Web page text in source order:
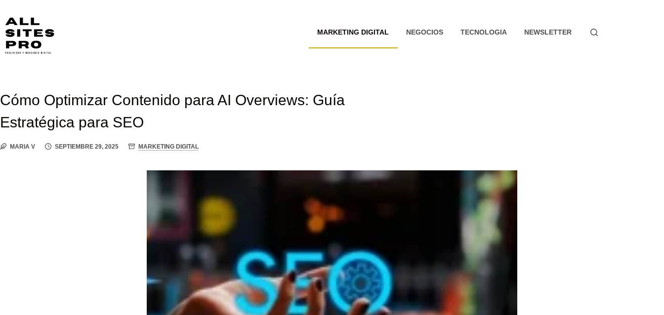
contenido
MARKETING DIGITAL NEGOCIOS TECNOLOGIA NEWSLETTER
Cómo Optimizar Contenido para AI Overviews: Guía
Estratégica para SEO
MARIA V SEPTIEMBRE 29, 2025 MARKETING DIGITAL